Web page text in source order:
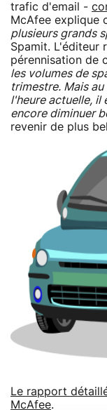
trafic d'email -
McAfee explique
plusieurs grands
Spamit. L'éditeur
pérennisation de
les volumes de
trimestre. Mais
l'heure actuelle, il
encore diminuer
revenir de plus
Le rapport
McAfee.